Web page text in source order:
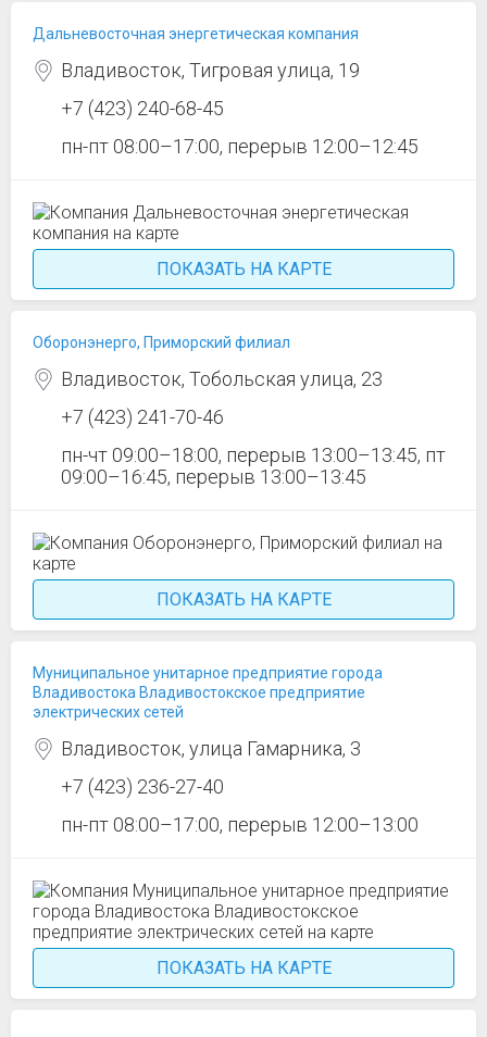
Дальневосточная энергетическая компания
Владивосток, Тигровая улица, 19
+7 (423) 240-68-45
пн-пт 08:00–17:00, перерыв 12:00–12:45
ПОКАЗАТЬ НА КАРТЕ
Оборонэнерго, Приморский филиал
Владивосток, Тобольская улица, 23
+7 (423) 241-70-46
пн-чт 09:00–18:00, перерыв 13:00–13:45, пт
09:00–16:45, перерыв 13:00–13:45
ПОКАЗАТЬ НА КАРТЕ
Муниципальное унитарное предприятие города
Владивостока Владивостокское предприятие
электрических сетей
Владивосток, улица Гамарника, 3
+7 (423) 236-27-40
пн-пт 08:00–17:00, перерыв 12:00–13:00
ПОКАЗАТЬ НА КАРТЕ